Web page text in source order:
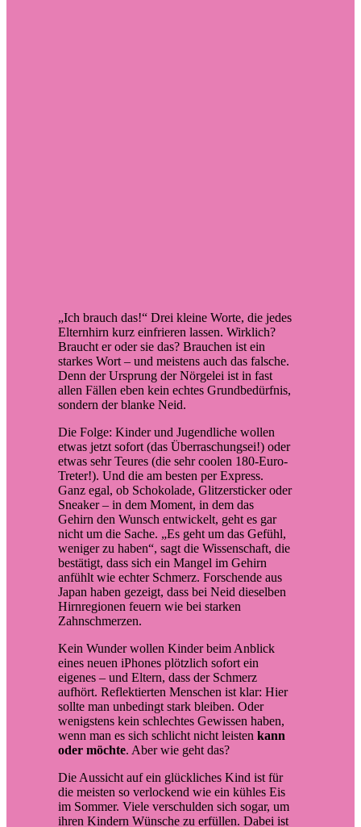
„Ich brauch das!“ Drei kleine Worte, die jedes
Elternhirn kurz einfrieren lassen. Wirklich?
Braucht er oder sie das? Brauchen ist ein
starkes Wort – und meistens auch das falsche.
Denn der Ursprung der Nörgelei ist in fast
allen Fällen eben kein echtes Grundbedürfnis,
sondern der blanke Neid.
Die Folge: Kinder und Jugendliche wollen
etwas jetzt sofort (das Überraschungsei!) oder
etwas sehr Teures (die sehr coolen 180-Euro-
Treter!). Und die am besten per Express.
Ganz egal, ob Schokolade, Glitzersticker oder
Sneaker – in dem Moment, in dem das
Gehirn den Wunsch entwickelt, geht es gar
nicht um die Sache. „Es geht um das Gefühl,
weniger zu haben“, sagt die Wissenschaft, die
bestätigt, dass sich ein Mangel im Gehirn
anfühlt wie echter Schmerz. Forschende aus
Japan haben gezeigt, dass bei Neid dieselben
Hirnregionen feuern wie bei starken
Zahnschmerzen.
Kein Wunder wollen Kinder beim Anblick
eines neuen iPhones plötzlich sofort ein
eigenes – und Eltern, dass der Schmerz
aufhört. Reflektierten Menschen ist klar: Hier
sollte man unbedingt stark bleiben. Oder
wenigstens kein schlechtes Gewissen haben,
wenn man es sich schlicht nicht leisten kann
oder möchte. Aber wie geht das?
Die Aussicht auf ein glückliches Kind ist für
die meisten so verlockend wie ein kühles Eis
im Sommer. Viele verschulden sich sogar, um
ihren Kindern Wünsche zu erfüllen. Dabei ist